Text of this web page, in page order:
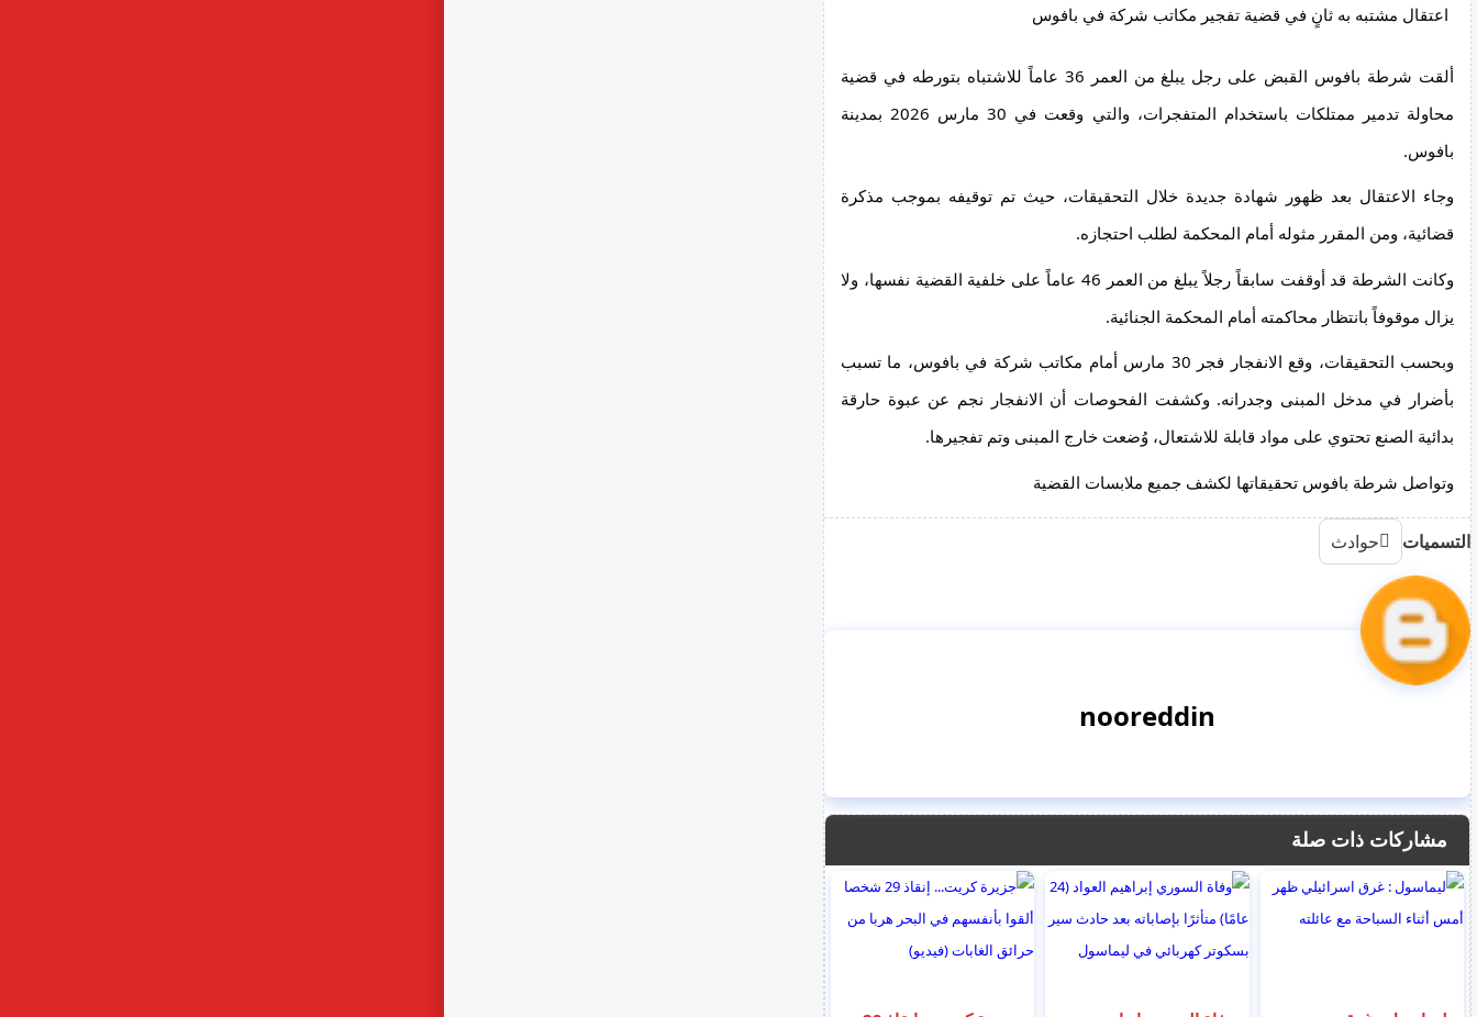
اعتقال مشتبه به ثانٍ في قضية تفجير مكاتب شركة في بافوس
بافوس.
قضائية، ومن المقرر مثوله أمام المحكمة لطلب احتجازه.
يزال موقوفاً بانتظار محاكمته أمام المحكمة الجنائية.
بدائية الصنع تحتوي على مواد قابلة للاشتعال، وُضعت خارج المبنى وتم تفجيرها.
وتواصل شرطة بافوس تحقيقاتها لكشف جميع ملابسات القضية
التسميات حوادث
nooreddin
مشاركات ذات صلة